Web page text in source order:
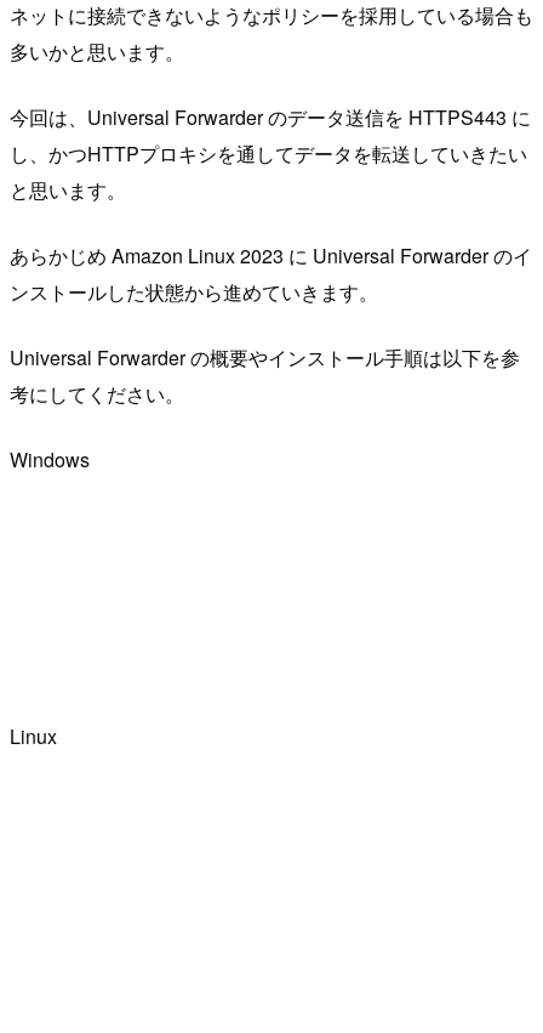
ネットに接続できないようなポリシーを採用している場合も
多いかと思います。
今回は、Universal Forwarder のデータ送信を HTTPS443 に
し、かつHTTPプロキシを通してデータを転送していきたい
と思います。
あらかじめ Amazon Linux 2023 に Universal Forwarder のイ
ンストールした状態から進めていきます。
Universal Forwarder の概要やインストール手順は以下を参
考にしてください。
Windows
Linux